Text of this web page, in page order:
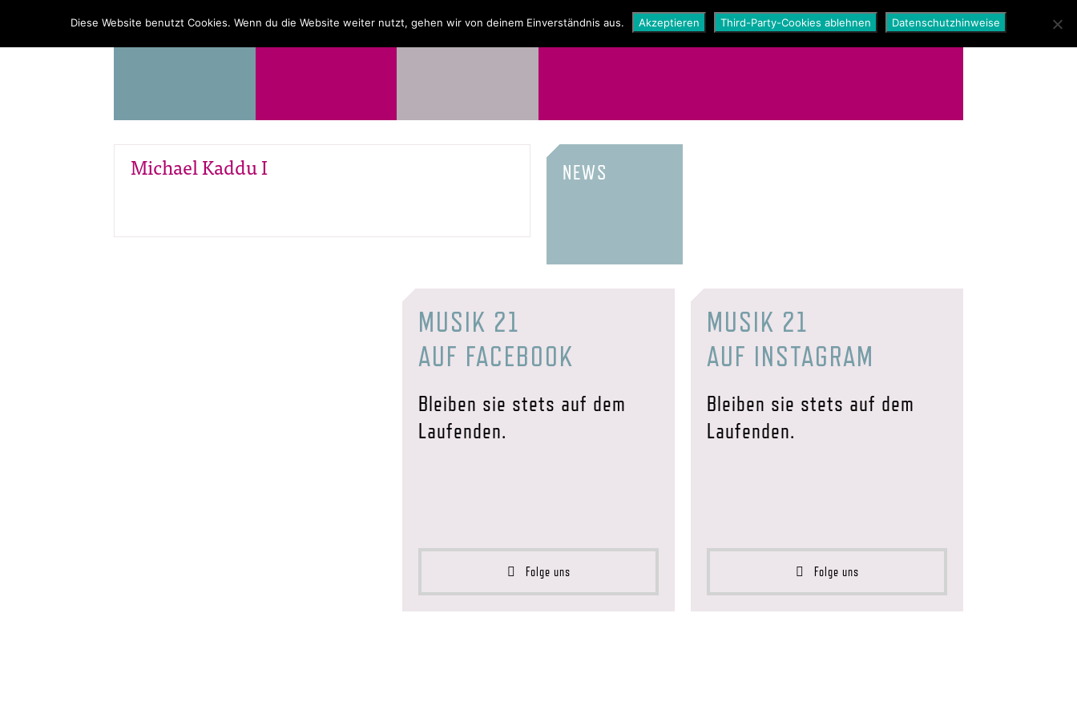
PROGRAMM ÜBER UNS NEWS SHOP
Michael Kaddu I NEWS
MUSIK 21
AUF FACEBOOK
Bleiben sie stets auf dem
Laufenden.
Folge uns
MUSIK 21
AUF INSTAGRAM
Bleiben sie stets auf dem
Laufenden.
Folge uns
Diese Website benutzt Cookies. Wenn du die Website weiter nutzt, gehen wir von deinem Einverständnis aus. Akzeptieren Third-Party-Cookies ablehnen Datenschutzhinweise